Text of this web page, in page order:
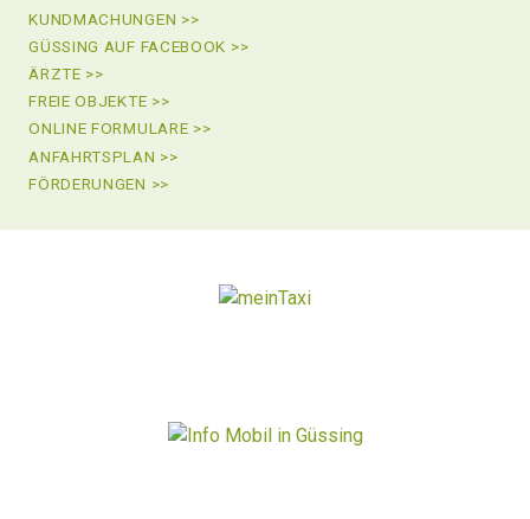
KUNDMACHUNGEN >>
GÜSSING AUF FACEBOOK >>
ÄRZTE >>
FREIE OBJEKTE >>
ONLINE FORMULARE >>
ANFAHRTSPLAN >>
FÖRDERUNGEN >>